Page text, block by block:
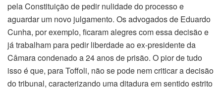
pela Constituição de pedir nulidade do processo e
aguardar um novo julgamento. Os advogados de Eduardo
Cunha, por exemplo, ficaram alegres com essa decisão e
já trabalham para pedir liberdade ao ex-presidente da
Câmara condenado a 24 anos de prisão. O pior de tudo
isso é que, para Toffoli, não se pode nem criticar a decisão
do tribunal, caracterizando uma ditadura em sentido estrito